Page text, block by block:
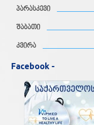
პარასკევი
შაბათი
კვირა
Facebook -